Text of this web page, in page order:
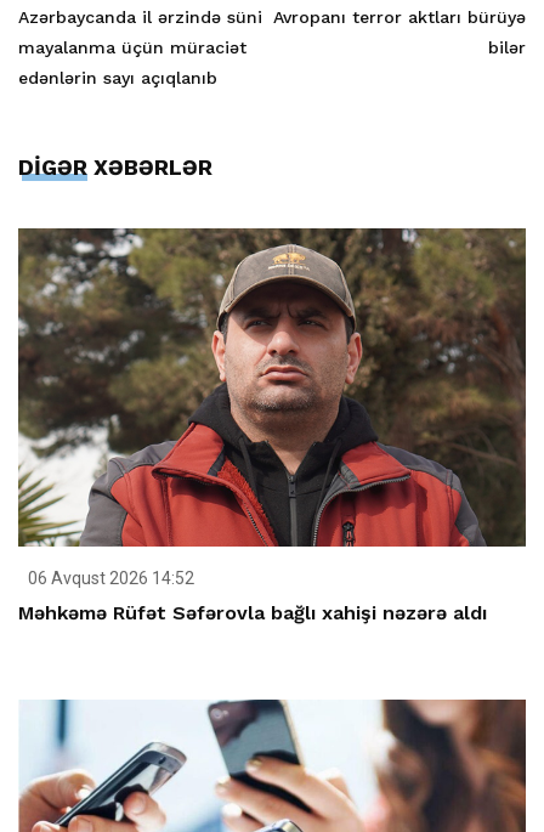
Azərbaycanda il ərzində süni
mayalanma üçün müraciət
edənlərin sayı açıqlanıb
Avropanı terror aktları bürüyə
bilər
DİGƏR XƏBƏRLƏR
06 Avqust 2026 14:52
Məhkəmə Rüfət Səfərovla bağlı xahişi nəzərə aldı